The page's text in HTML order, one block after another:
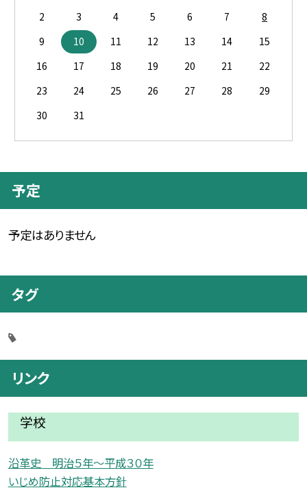
2
3 4 5 6 7
8
9
10 11 12 13 14
15
16
17 18 19 20 21
22
23
24 25 26 27 28
29
30
31
予定
予定はありません
タグ
リンク
学校
沿革史 明治５年〜平成３０年
いじめ防止対応基本方針